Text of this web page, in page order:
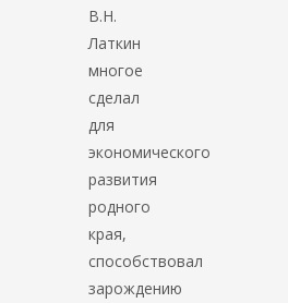
В.Н.
Латкин
многое
сделал
для
экономического
развития
родного
края,
способствовал
зарождению